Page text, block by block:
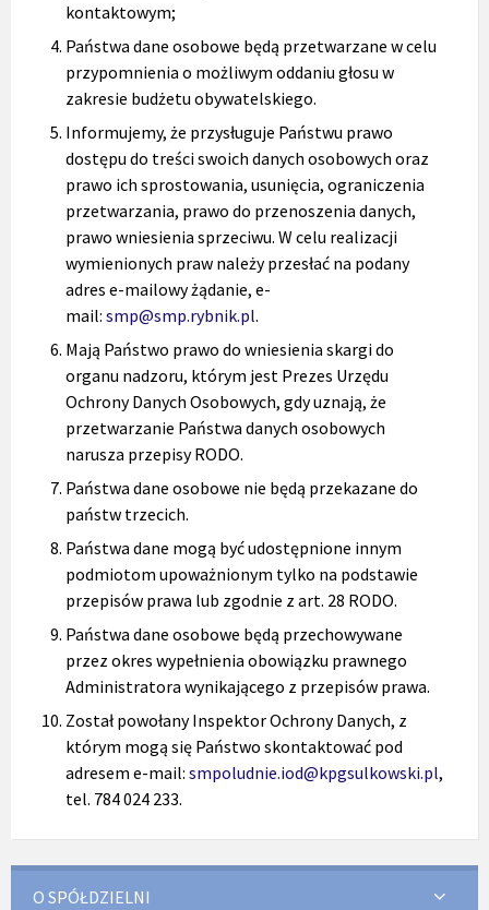
kontaktowym;
Państwa dane osobowe będą przetwarzane w celu
przypomnienia o możliwym oddaniu głosu w
zakresie budżetu obywatelskiego.
Informujemy, że przysługuje Państwu prawo
dostępu do treści swoich danych osobowych oraz
prawo ich sprostowania, usunięcia, ograniczenia
przetwarzania, prawo do przenoszenia danych,
prawo wniesienia sprzeciwu. W celu realizacji
wymienionych praw należy przesłać na podany
adres e-mailowy żądanie, e-
mail: smp@smp.rybnik.pl.
Mają Państwo prawo do wniesienia skargi do
organu nadzoru, którym jest Prezes Urzędu
Ochrony Danych Osobowych, gdy uznają, że
przetwarzanie Państwa danych osobowych
narusza przepisy RODO.
Państwa dane osobowe nie będą przekazane do
państw trzecich.
Państwa dane mogą być udostępnione innym
podmiotom upoważnionym tylko na podstawie
przepisów prawa lub zgodnie z art. 28 RODO.
Państwa dane osobowe będą przechowywane
przez okres wypełnienia obowiązku prawnego
Administratora wynikającego z przepisów prawa.
Został powołany Inspektor Ochrony Danych, z
którym mogą się Państwo skontaktować pod
adresem e-mail: smpoludnie.iod@kpgsulkowski.pl,
tel. 784 024 233.
O SPÓŁDZIELNI